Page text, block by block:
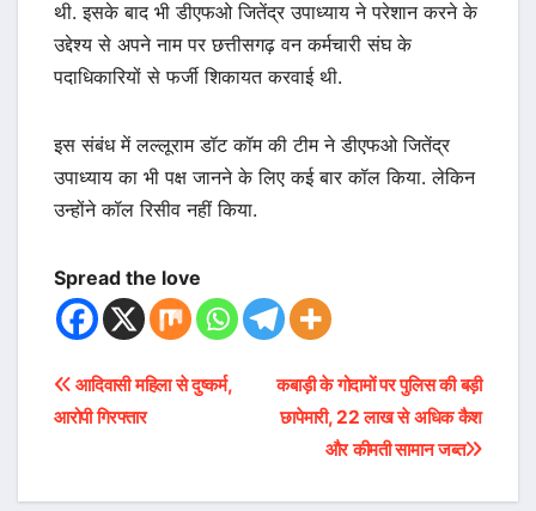
थी. इसके बाद भी डीएफओ जितेंद्र उपाध्याय ने परेशान करने के
उद्देश्य से अपने नाम पर छत्तीसगढ़ वन कर्मचारी संघ के
पदाधिकारियों से फर्जी शिकायत करवाई थी.
इस संबंध में लल्लूराम डॉट कॉम की टीम ने डीएफओ जितेंद्र
उपाध्याय का भी पक्ष जानने के लिए कई बार कॉल किया. लेकिन
उन्होंने कॉल रिसीव नहीं किया.
Spread the love
Post
कबाड़ी के गोदामों पर पुलिस की बड़ी
छापेमारी, 22 लाख से अधिक कैश
और कीमती सामान जब्त
आदिवासी महिला से दुष्कर्म,
आरोपी गिरफ्तार